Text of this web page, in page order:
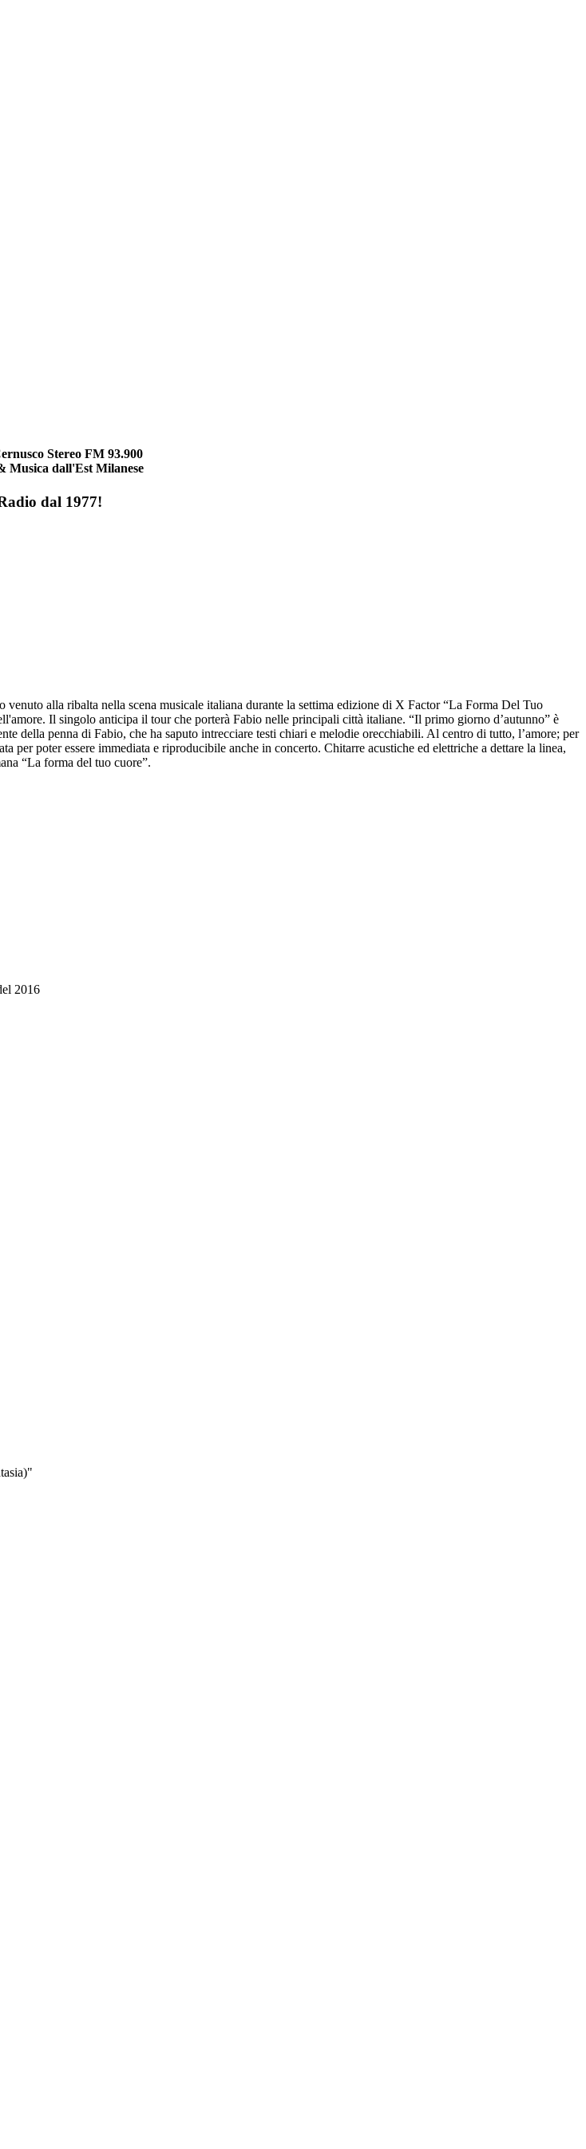
Stereo FM 93.900
Musica dall'Est Milanese
dal 1977!
alla ribalta nella scena musicale italiana durante la settima edizione di X Factor “La Forma Del Tuo
Il singolo anticipa il tour che porterà Fabio nelle principali città italiane. “Il primo giorno d’autunno” è
della penna di Fabio, che ha saputo intrecciare testi chiari e melodie orecchiabili. Al centro di tutto, l’amore; per
per poter essere immediata e riproducibile anche in concerto. Chitarre acustiche ed elettriche a dettare la linea,
“La forma del tuo cuore”.
2016